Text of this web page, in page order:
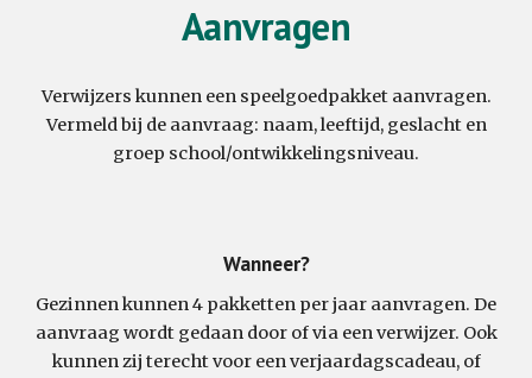
Aanvragen
Verwijzers kunnen een speelgoedpakket aanvragen.
Vermeld bij de aanvraag: naam, leeftijd, geslacht en
groep school/ontwikkelingsniveau.
Wanneer?
Gezinnen kunnen 4 pakketten per jaar aanvragen. De
aanvraag wordt gedaan door of via een verwijzer. Ook
kunnen zij terecht voor een verjaardagscadeau, of